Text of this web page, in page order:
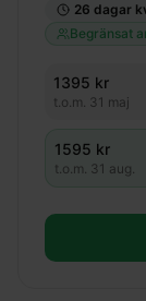
26 dagar
Begränsat
1395 kr
t.o.m. 31 maj
1595 kr
t.o.m. 31 aug.